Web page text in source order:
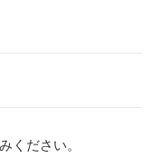
ください。